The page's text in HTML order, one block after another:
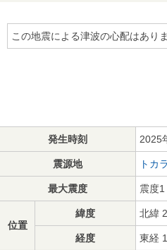
この地震による津波の心配はありま
発生時刻 2025
震源地 トカ
最大震度 震度1
位置
緯度 北緯
経度 東経